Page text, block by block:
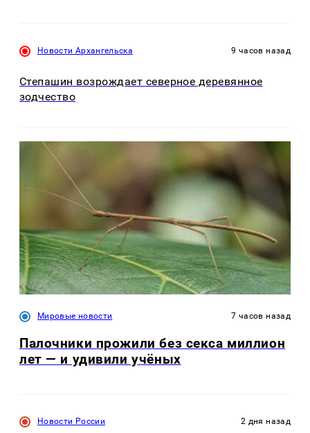
Новости Архангельска 9 часов назад
Степашин возрождает северное деревянное
зодчество
Мировые новости 7 часов назад
Палочники прожили без секса миллион
лет — и удивили учёных
Новости России 2 дня назад